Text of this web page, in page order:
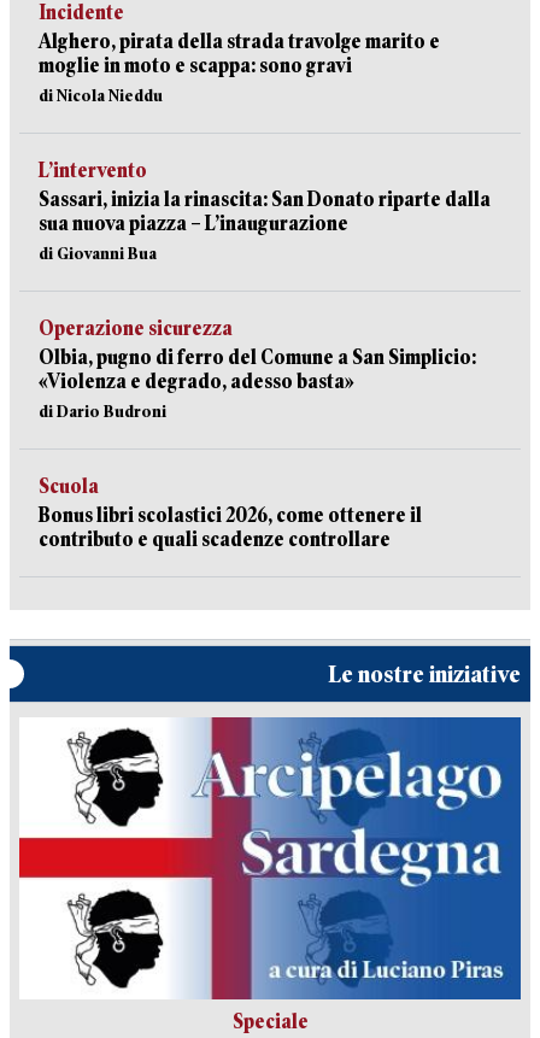
Incidente
Alghero, pirata della strada travolge marito e
moglie in moto e scappa: sono gravi
di Nicola Nieddu
L’intervento
Sassari, inizia la rinascita: San Donato riparte dalla
sua nuova piazza – L’inaugurazione
di Giovanni Bua
Operazione sicurezza
Olbia, pugno di ferro del Comune a San Simplicio:
«Violenza e degrado, adesso basta»
di Dario Budroni
Scuola
Bonus libri scolastici 2026, come ottenere il
contributo e quali scadenze controllare
Le nostre iniziative
Speciale